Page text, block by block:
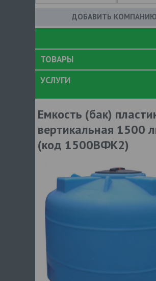
ДОБАВИТЬ КОМПАНИЮ
ТОВАРЫ
УСЛУГИ
Емкость (бак)
вертикальная 1500
(код 1500ВФК2)